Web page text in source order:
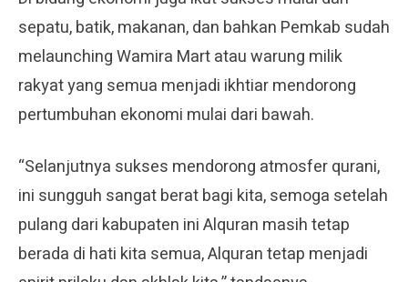
sepatu, batik, makanan, dan bahkan Pemkab sudah
melaunching Wamira Mart atau warung milik
rakyat yang semua menjadi ikhtiar mendorong
pertumbuhan ekonomi mulai dari bawah.
“Selanjutnya sukses mendorong atmosfer qurani,
ini sungguh sangat berat bagi kita, semoga setelah
pulang dari kabupaten ini Alquran masih tetap
berada di hati kita semua, Alquran tetap menjadi